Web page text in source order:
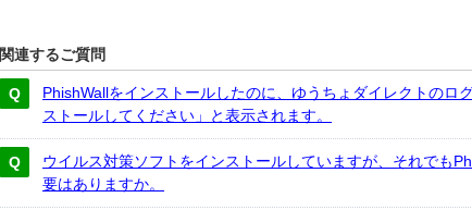
関連するご質問
PhishWallをインストールしたのに、ゆうちょダイレクトのロ
ストールしてください」と表示されます。
ウイルス対策ソフトをインストールしていますが、それでも
要はありますか。